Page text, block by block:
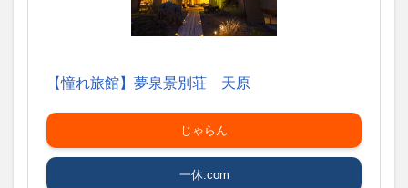
【憧れ旅館】夢泉景別荘 天原
じゃらん
一休.com